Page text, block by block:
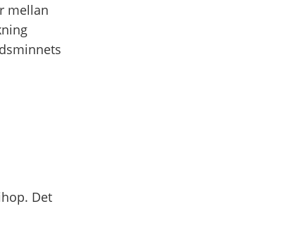
mellan
Det